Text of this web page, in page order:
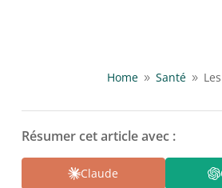
Home 9 Santé 9
Résumer cet article avec :
Claude